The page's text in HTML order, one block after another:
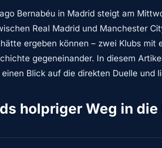
Bernabéu in Madrid steigt am
Real Madrid und Manchester
ergeben können – zwei Klubs mit
gegeneinander. In diesem
Blick auf die direkten Duelle und
holpriger Weg in